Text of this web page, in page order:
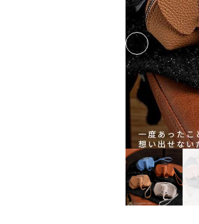
Previous slide